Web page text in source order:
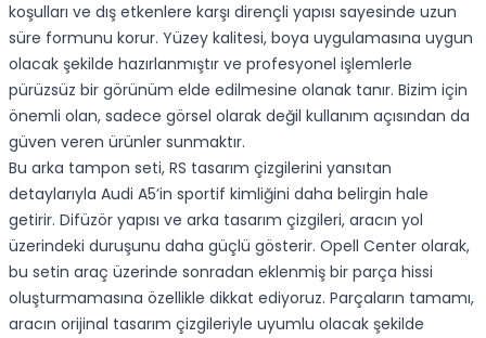
koşulları ve dış etkenlere karşı dirençli yapısı sayesinde uzun
süre formunu korur. Yüzey kalitesi, boya uygulamasına uygun
olacak şekilde hazırlanmıştır ve profesyonel işlemlerle
pürüzsüz bir görünüm elde edilmesine olanak tanır. Bizim için
önemli olan, sadece görsel olarak değil kullanım açısından da
güven veren ürünler sunmaktır.
Bu arka tampon seti, RS tasarım çizgilerini yansıtan
detaylarıyla Audi A5’in sportif kimliğini daha belirgin hale
getirir. Difüzör yapısı ve arka tasarım çizgileri, aracın yol
üzerindeki duruşunu daha güçlü gösterir. Opell Center olarak,
bu setin araç üzerinde sonradan eklenmiş bir parça hissi
oluşturmamasına özellikle dikkat ediyoruz. Parçaların tamamı,
aracın orijinal tasarım çizgileriyle uyumlu olacak şekilde